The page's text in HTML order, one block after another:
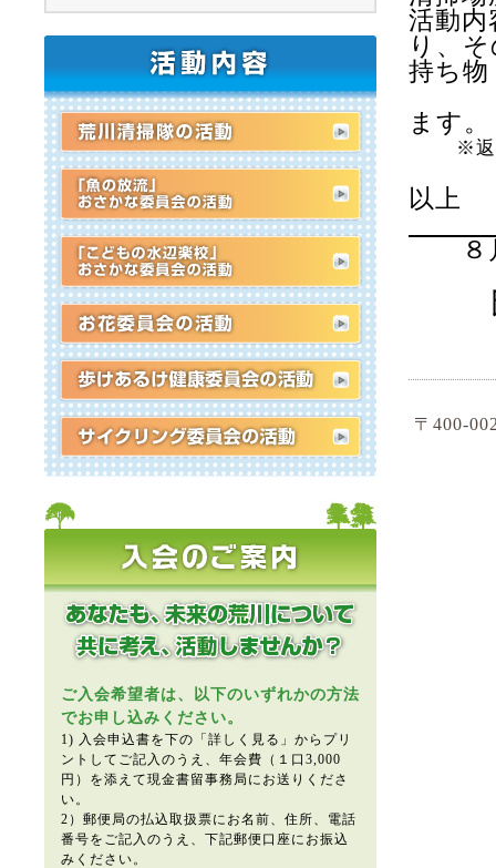
ご入会希望者は、以下のいずれかの方法
でお申し込みください。
1) 入会申込書を下の「詳しく見る」からプリ
ントしてご記入のうえ、年会費（１口3,000
円）を添えて現金書留事務局にお送りくださ
い。
2）郵便局の払込取扱票にお名前、住所、電話
番号をご記入のうえ、下記郵便口座にお振込
みください。
活動
り、
持ち
ます。
※返
以上
〒400-